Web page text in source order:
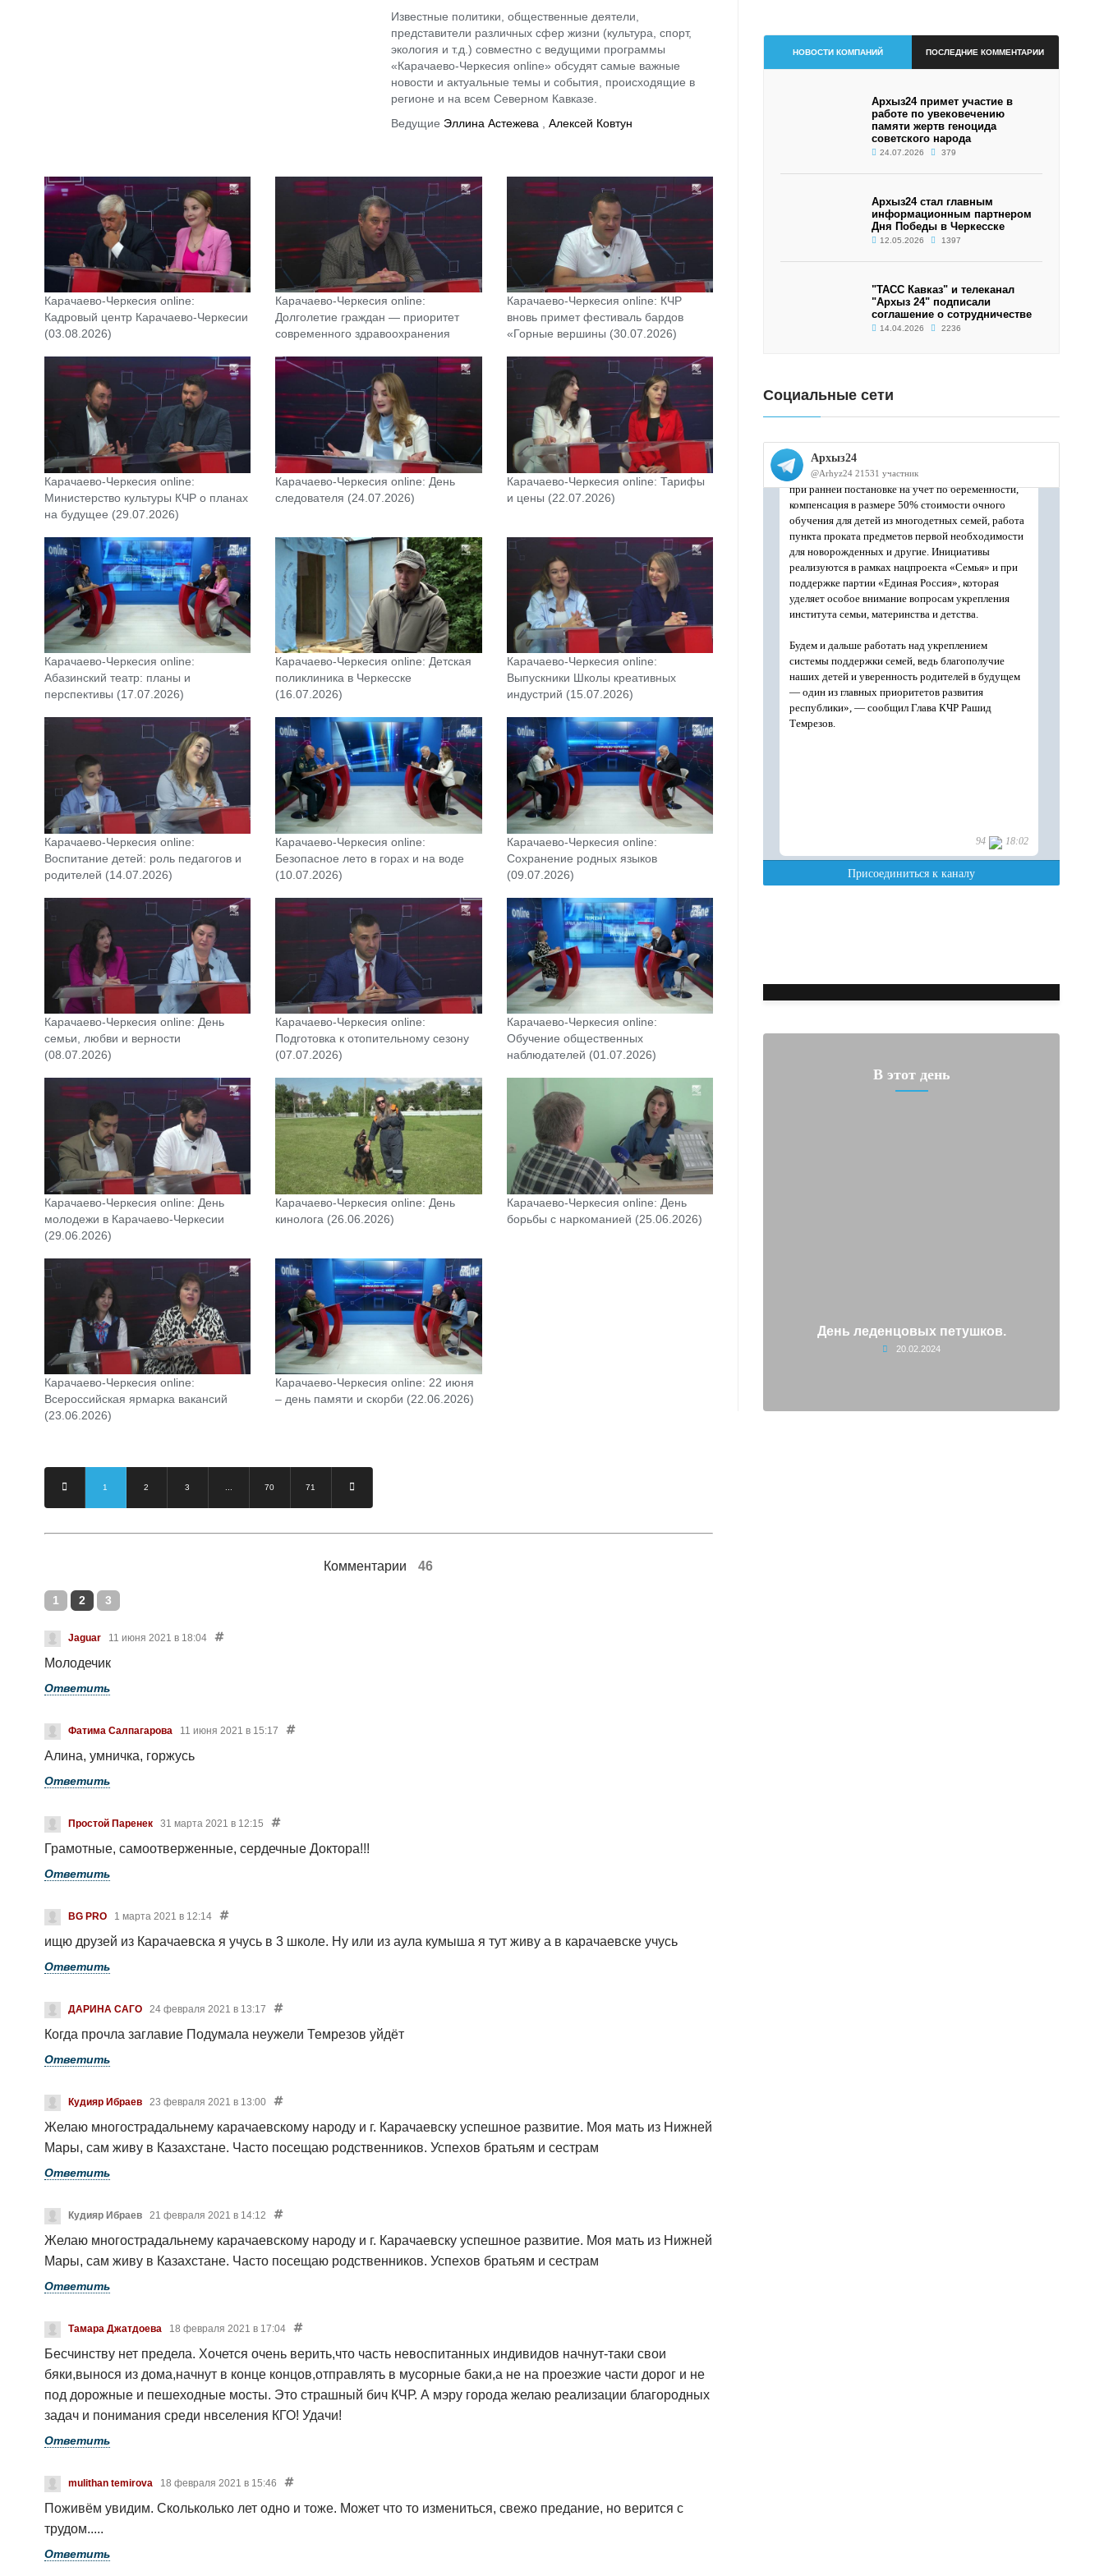
Известные политики, общественные деятели,
представители различных сфер жизни (культура, спорт,
экология и т.д.) совместно с ведущими программы
«Карачаево-Черкесия online» обсудят самые важные
новости и актуальные темы и события, происходящие в
регионе и на всем Северном Кавказе.
Ведущие Эллина Астежева Алексей Ковтун
Карачаево-Черкесия online:
Кадровый центр Карачаево-Черкесии
(03.08.2026)
Карачаево-Черкесия online:
Долголетие граждан — приоритет
современного здравоохранения
Карачаево-Черкесия online: КЧР
вновь примет фестиваль бардов
«Горные вершины (30.07.2026)
Карачаево-Черкесия online:
Министерство культуры КЧР о планах
на будущее (29.07.2026)
Карачаево-Черкесия online: День
следователя (24.07.2026)
Карачаево-Черкесия online: Тарифы
и цены (22.07.2026)
Карачаево-Черкесия online:
Абазинский театр: планы и
перспективы (17.07.2026)
Карачаево-Черкесия online: Детская
поликлиника в Черкесске
(16.07.2026)
Карачаево-Черкесия online:
Выпускники Школы креативных
индустрий (15.07.2026)
Карачаево-Черкесия online:
Воспитание детей: роль педагогов и
родителей (14.07.2026)
Карачаево-Черкесия online:
Безопасное лето в горах и на воде
(10.07.2026)
Карачаево-Черкесия online:
Сохранение родных языков
(09.07.2026)
Карачаево-Черкесия online: День
семьи, любви и верности
(08.07.2026)
Карачаево-Черкесия online:
Подготовка к отопительному сезону
(07.07.2026)
Карачаево-Черкесия online:
Обучение общественных
наблюдателей (01.07.2026)
Карачаево-Черкесия online: День
молодежи в Карачаево-Черкесии
(29.06.2026)
Карачаево-Черкесия online: День
кинолога (26.06.2026)
Карачаево-Черкесия online: День
борьбы с наркоманией (25.06.2026)
Карачаево-Черкесия online:
Всероссийская ярмарка вакансий
(23.06.2026)
Карачаево-Черкесия online: 22 июня
– день памяти и скорби (22.06.2026)
1 2 3 70 71
Комментарии 46
1 2 3
Jaguar 11 июня 2021 в 18:04
Молодечик
Ответить
Фатима Салпагарова 11 июня 2021 в 15:17
Алина, умничка, горжусь
Ответить
Простой Паренек 31 марта 2021 в 12:15
Грамотные, самоотверженные, сердечные Доктора!!!
Ответить
BG PRO 1 марта 2021 в 12:14
ищю друзей из Карачаевска я учусь в 3 школе. Ну или из аула кумыша я тут живу а в карачаевске учусь
Ответить
ДАРИНА САГО 24 февраля 2021 в 13:17
Когда прочла заглавие Подумала неужели Темрезов уйдёт
Ответить
Кудияр Ибраев 23 февраля 2021 в 13:00
Желаю многострадальнему карачаевскому народу и г. Карачаевску успешное развитие. Моя мать из Нижней
Мары, сам живу в Казахстане. Часто посещаю родственников. Успехов братьям и сестрам
Ответить
Кудияр Ибраев 21 февраля 2021 в 14:12
Желаю многострадальнему карачаевскому народу и г. Карачаевску успешное развитие. Моя мать из Нижней
Мары, сам живу в Казахстане. Часто посещаю родственников. Успехов братьям и сестрам
Ответить
Тамара Джатдоева 18 февраля 2021 в 17:04
Бесчинству нет предела. Хочется очень верить,что часть невоспитанных индивидов начнут-таки свои
бяки,вынося из дома,начнут в конце концов,отправлять в мусорные баки,а не на проезжие части дорог и не
под дорожные и пешеходные мосты. Это страшный бич КЧР. А мэру города желаю реализации благородных
задач и понимания среди нвселения КГО! Удачи!
Ответить
mulithan temirova 18 февраля 2021 в 15:46
Поживём увидим. Скольколько лет одно и тоже. Может что то измениться, свежо предание, но верится с
трудом.....
Ответить
НОВОСТИ КОМПАНИЙ ПОСЛЕДНИЕ КОММЕНТАРИИ
Архыз24 примет участие в
работе по увековечению
памяти жертв геноцида
советского народа
24.07.2026 379
Архыз24 стал главным
информационным партнером
Дня Победы в Черкесске
12.05.2026 1397
"ТАСС Кавказ" и телеканал
"Архыз 24" подписали
соглашение о сотрудничестве
14.04.2026 2236
Социальные сети
В этот день
День леденцовых петушков.
20.02.2024